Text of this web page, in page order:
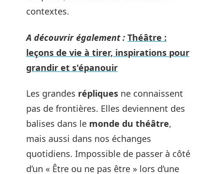
contextes.
A découvrir également : Théâtre :
leçons de vie à tirer, inspirations pour
grandir et s'épanouir
Les grandes répliques ne connaissent
pas de frontières. Elles deviennent des
balises dans le monde du théâtre,
mais aussi dans nos échanges
quotidiens. Impossible de passer à côté
d’un « Être ou ne pas être » lors d’une